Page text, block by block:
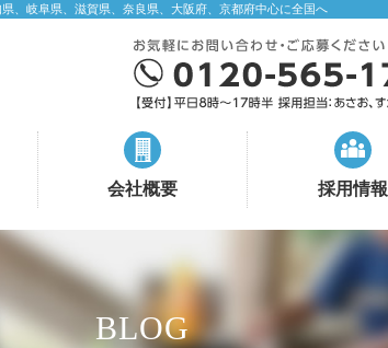
、岐阜県、滋賀県、奈良県、大阪府、京都府中心に全国へ
会社概要 採用情報
BLOG